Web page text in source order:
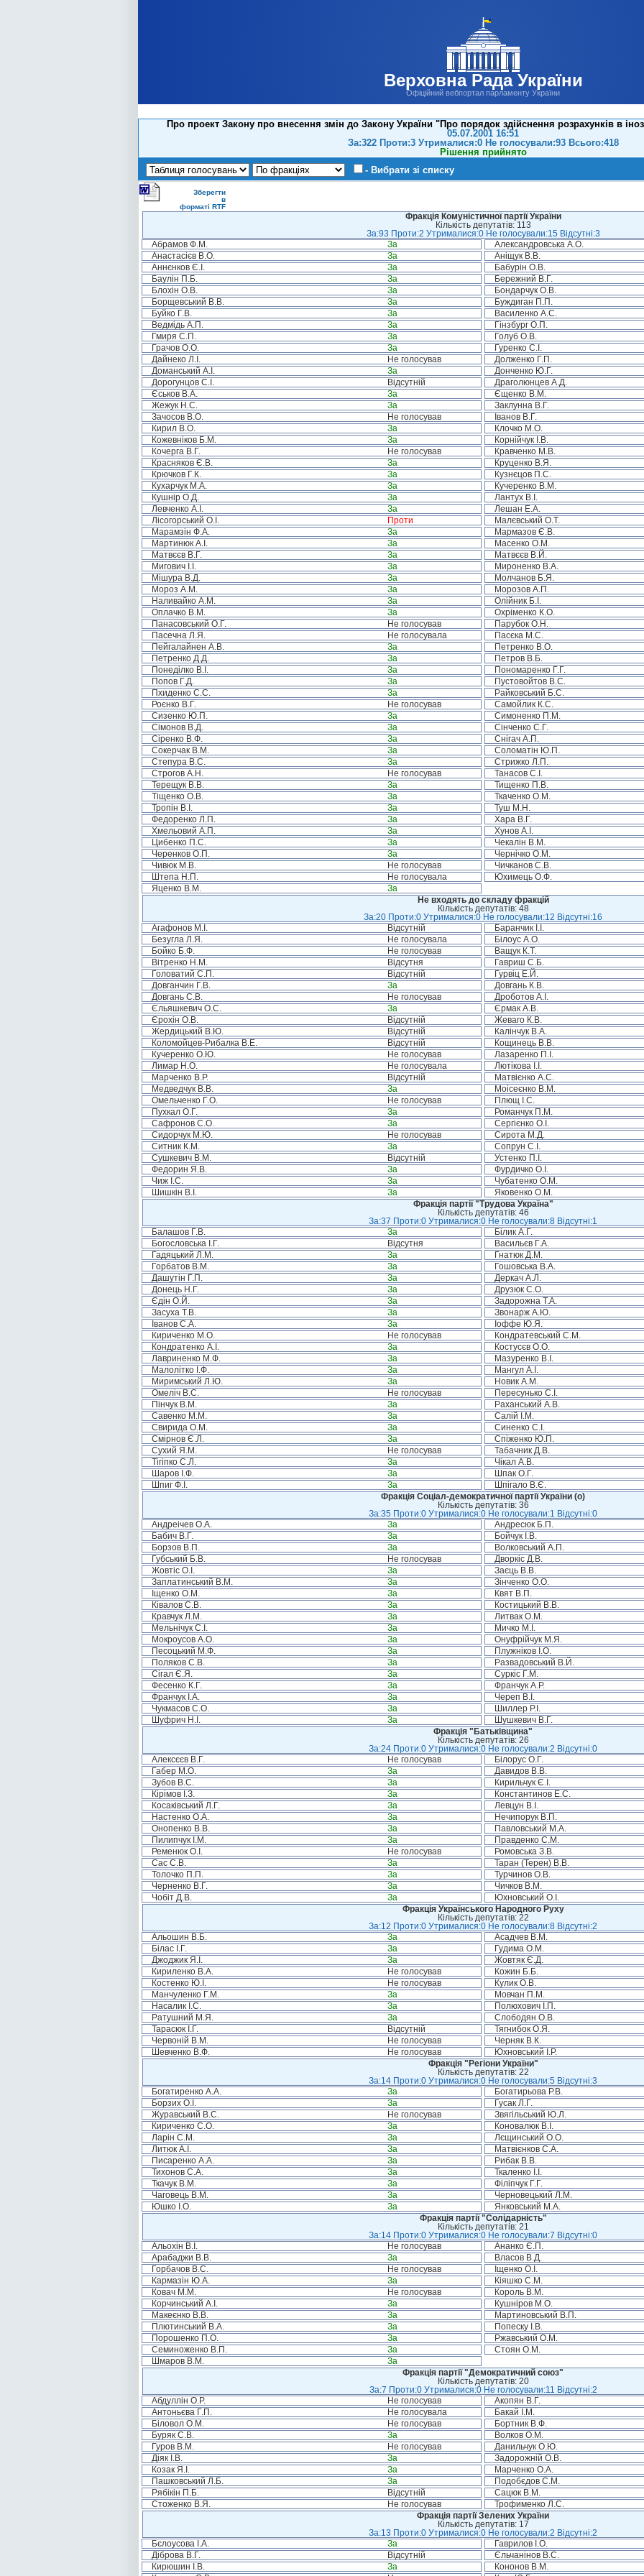
Верховна Рада України
Офіційний вебпортал парламенту України
Про проект Закону про внесення змін до Закону України "Про порядок здійснення розрахунків в
05.07.2001 16:51
За:322 Проти:3 Утрималися:0 Не голосували:93 Всього:418
Рішення прийнято
- Вибрати зі списку
Зберегти
в
форматі RTF
Фракція Комуністичної партії України
Кількість депутатів: 113
За:93 Проти:2 Утрималися:0 Не голосували:15 Відсутні:3
Абрамов Ф.М.
За Александровська А.О.
Анастасієв В.О.
За Аніщук В.В.
Аннєнков Є.І.
За Бабурін О.В.
Баулін П.Б.
За Бережний В.Г.
Блохін О.В.
За Бондарчук О.В.
Борщевський В.В.
За Буждиган П.П.
Буйко Г.В.
За Василенко А.С.
Ведмідь А.П.
За Гінзбург О.П.
Гмиря С.П.
За Голуб О.В.
Грачов О.О.
За Гуренко С.І.
Дайнеко Л.І.
Не голосував Долженко Г.П.
Доманський А.І.
За Донченко Ю.Г.
Дорогунцов С.І.
Відсутній Драголюнцев А.Д.
Єськов В.А.
За Єщенко В.М.
Жежук Н.С.
За Заклунна В.Г.
Зачосов В.О.
Не голосував Іванов В.Г.
Кирил В.О.
За Клочко М.О.
Кожевніков Б.М.
За Корнійчук І.В.
Кочерга В.Г.
Не голосував Кравченко М.В.
Красняков Є.В.
За Круценко В.Я.
Крючков Г.К.
За Кузнєцов П.С.
Кухарчук М.А.
За Кучеренко В.М.
Кушнір О.Д.
За Лантух В.І.
Левченко А.І.
За Лешан Е.А.
Лісогорський О.І.
Проти Малєвський О.Т.
Марамзін Ф.А.
За Мармазов Є.В.
Мартинюк А.І.
За Масенко О.М.
Матвєєв В.Г.
За Матвєєв В.Й.
Мигович І.І.
За Мироненко В.А.
Мішура В.Д.
За Молчанов Б.Я.
Мороз А.М.
За Морозов А.П.
Наливайко А.М.
За Олійник Б.І.
Оплачко В.М.
За Охріменко К.О.
Панасовський О.Г.
Не голосував Парубок О.Н.
Пасечна Л.Я.
Не голосувала Пасєка М.С.
Пейгалайнен А.В.
За Петренко В.О.
Петренко Д.Д.
За Петров В.Б.
Понеділко В.І.
За Пономаренко Г.Г.
Попов Г.Д.
За Пустовойтов В.С.
Пхиденко С.С.
За Райковський Б.С.
Роєнко В.Г.
Не голосував Самойлик К.С.
Сизенко Ю.П.
За Симоненко П.М.
Сімонов В.Д.
За Сінченко С.Г.
Сіренко В.Ф.
За Снігач А.П.
Сокерчак В.М.
За Соломатін Ю.П.
Степура В.С.
За Стрижко Л.П.
Строгов А.Н.
Не голосував Танасов С.І.
Терещук В.В.
За Тищенко П.В.
Тіщенко О.В.
За Ткаченко О.М.
Тропін В.І.
За Туш М.Н.
Федоренко Л.П.
За Хара В.Г.
Хмельовий А.П.
За Хунов А.І.
Цибенко П.С.
За Чекалін В.М.
Черенков О.П.
За Чернічко О.М.
Чивюк М.В.
Не голосував Чичканов С.В.
Штепа Н.П.
Не голосувала Юхимець О.Ф.
Яценко В.М.
За
Не входять до складу фракцій
Кількість депутатів: 48
За:20 Проти:0 Утрималися:0 Не голосували:12 Відсутні:16
Агафонов М.І.
Відсутній Баранчик І.І.
Безугла Л.Я.
Не голосувала Білоус А.О.
Бойко Б.Ф.
Не голосував Ващук К.Т.
Вітренко Н.М.
Відсутня Гавриш С.Б.
Головатий С.П.
Відсутній Гурвіц Е.Й.
Довганчин Г.В.
За Довгань К.В.
Довгань С.В.
Не голосував Дроботов А.І.
Єльяшкевич О.С.
За Єрмак А.В.
Єрохін О.В.
Відсутній Жеваго К.В.
Жердицький В.Ю.
Відсутній Калінчук В.А.
Коломойцев-Рибалка В.Е.
Відсутній Кощинець В.В.
Кучеренко О.Ю.
Не голосував Лазаренко П.І.
Лимар Н.О.
Не голосувала Лютікова І.І.
Марченко В.Р.
Відсутній Матвієнко А.С.
Медведчук В.В.
За Моісеєнко В.М.
Омельченко Г.О.
Не голосував Плющ І.С.
Пухкал О.Г.
За Романчук П.М.
Сафронов С.О.
За Сергієнко О.І.
Сидорчук М.Ю.
Не голосував Сирота М.Д.
Ситник К.М.
За Сопрун С.І.
Сушкевич В.М.
Відсутній Устенко П.І.
Федорин Я.В.
За Фурдичко О.І.
Чиж І.С.
За Чубатенко О.М.
Шишкін В.І.
За Яковенко О.М.
Фракція партії "Трудова Україна"
Кількість депутатів: 46
За:37 Проти:0 Утрималися:0 Не голосували:8 Відсутні:1
Балашов Г.В.
За Білик А.Г.
Богословська І.Г.
Відсутня Васильєв Г.А.
Гадяцький Л.М.
За Гнатюк Д.М.
Горбатов В.М.
За Гошовська В.А.
Дашутін Г.П.
За Деркач А.Л.
Донець Н.Г.
За Друзюк С.О.
Єдін О.Й.
За Задорожна Т.А.
Засуха Т.В.
За Звонарж А.Ю.
Іванов С.А.
За Іоффе Ю.Я.
Кириченко М.О.
Не голосував Кондратевський С.М.
Кондратенко А.І.
За Костусєв О.О.
Лавриненко М.Ф.
За Мазуренко В.І.
Малолітко І.Ф.
За Мангул А.І.
Миримський Л.Ю.
За Новик А.М.
Омеліч В.С.
Не голосував Пересунько С.І.
Пінчук В.М.
За Раханський А.В.
Савенко М.М.
За Салій І.М.
Свирида О.М.
За Синенко С.І.
Смірнов Є.Л.
За Спіженко Ю.П.
Сухий Я.М.
Не голосував Табачник Д.В.
Тігіпко С.Л.
За Чікал А.В.
Шаров І.Ф.
За Шпак О.Г.
Шпиг Ф.І.
За Шпігало В.Є.
Фракція Соціал-демократичної партії України (о)
Кількість депутатів: 36
За:35 Проти:0 Утрималися:0 Не голосували:1 Відсутні:0
Андреічев О.А.
За Андресюк Б.П.
Бабич В.Г.
За Бойчук І.В.
Борзов В.П.
За Волковський А.П.
Губський Б.В.
Не голосував Дворкіс Д.В.
Жовтіс О.І.
За Заєць В.В.
Заплатинський В.М.
За Зінченко О.О.
Іщенко О.М.
За Квят В.П.
Ківалов С.В.
За Костицький В.В.
Кравчук Л.М.
За Литвак О.М.
Мельнічук С.І.
За Мичко М.І.
Мокроусов А.О.
За Онуфрійчук М.Я.
Песоцький М.Ф.
За Плужніков І.О.
Поляков С.В.
За Развадовський В.Й.
Сігал Є.Я.
За Суркіс Г.М.
Фесенко К.Г.
За Франчук А.Р.
Франчук І.А.
За Череп В.І.
Чукмасов С.О.
За Шиллер Р.І.
Шуфрич Н.І.
За Шушкевич В.Г.
Фракція "Батьківщина"
Кількість депутатів: 26
За:24 Проти:0 Утрималися:0 Не голосували:2 Відсутні:0
Алексєєв В.Г.
Не голосував Білорус О.Г.
Габер М.О.
За Давидов В.В.
Зубов В.С.
За Кирильчук Є.І.
Кірімов І.З.
За Константинов Е.С.
Косаківський Л.Г.
За Левцун В.І.
Настенко О.А.
За Нечипорук В.П.
Онопенко В.В.
За Павловський М.А.
Пилипчук І.М.
За Правденко С.М.
Ременюк О.І.
Не голосував Ромовська З.В.
Сас С.В.
За Таран (Терен) В.В.
Толочко П.П.
За Турчинов О.В.
Черненко В.Г.
За Чичков В.М.
Чобіт Д.В.
За Юхновський О.І.
Фракція Українського Народного Руху
Кількість депутатів: 22
За:12 Проти:0 Утрималися:0 Не голосували:8 Відсутні:2
Альошин В.Б.
За Асадчев В.М.
Білас І.Г.
За Гудима О.М.
Джоджик Я.І.
За Жовтяк Є.Д.
Кириленко В.А.
Не голосував Кожин Б.Б.
Костенко Ю.І.
Не голосував Кулик О.В.
Манчуленко Г.М.
За Мовчан П.М.
Насалик І.С.
За Полюхович І.П.
Ратушний М.Я.
За Слободян О.В.
Тарасюк І.Г.
Відсутній Тягнибок О.Я.
Червоній В.М.
Не голосував Черняк В.К.
Шевченко В.Ф.
Не голосував Юхновський І.Р.
Фракція "Регіони України"
Кількість депутатів: 22
За:14 Проти:0 Утрималися:0 Не голосували:5 Відсутні:3
Богатиренко А.А.
За Богатирьова Р.В.
Борзих О.І.
За Гусак Л.Г.
Журавський В.С.
Не голосував Звягільський Ю.Л.
Кириченко С.О.
За Коновалюк В.І.
Ларін С.М.
За Лєщинський О.О.
Литюк А.І.
За Матвієнков С.А.
Писаренко А.А.
За Рибак В.В.
Тихонов С.А.
За Ткаленко І.І.
Ткачук В.М.
За Філіпчук Г.Г.
Чаговець В.М.
За Черновецький Л.М.
Юшко І.О.
За Янковський М.А.
Фракція партії "Солідарність"
Кількість депутатів: 21
За:14 Проти:0 Утрималися:0 Не голосували:7 Відсутні:0
Альохін В.І.
Не голосував Ананко Є.П.
Арабаджи В.В.
За Власов В.Д.
Горбачов В.С.
Не голосував Іщенко О.І.
Кармазін Ю.А.
За Кіяшко С.М.
Ковач М.М.
Не голосував Король В.М.
Корчинський А.І.
За Кушніров М.О.
Макеєнко В.В.
За Мартиновський В.П.
Плютинський В.А.
За Попеску І.В.
Порошенко П.О.
За Ржавський О.М.
Семиноженко В.П.
За Стоян О.М.
Шмаров В.М.
За
Фракція партії "Демократичний союз"
Кількість депутатів: 20
За:7 Проти:0 Утрималися:0 Не голосували:11 Відсутні:2
Абдуллін О.Р.
Не голосував Акопян В.Г.
Антоньєва Г.П.
Не голосувала Бакай І.М.
Біловол О.М.
Не голосував Бортник В.Ф.
Буряк С.В.
За Волков О.М.
Гуров В.М.
Не голосував Данильчук О.Ю.
Діяк І.В.
За Задорожній О.В.
Козак Я.І.
За Марченко О.А.
Пашковський Л.Б.
За Подобєдов С.М.
Рябікін П.Б.
Відсутній Сацюк В.М.
Стоженко В.Я.
Не голосував Трофименко Л.С.
Фракція партії Зелених України
Кількість депутатів: 17
За:13 Проти:0 Утрималися:0 Не голосували:2 Відсутні:2
Бєлоусова І.А.
За Гаврилов І.О.
Діброва В.Г.
Відсутній Єльчанінов В.С.
Кирюшин І.В.
За Кононов В.М.